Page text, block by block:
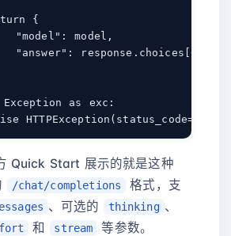
{
"model": model,
"answer":
as exc:
Quick Start 展示的就是这种
/chat/completions
格式，支
、可选的 thinking 、
和 stream 等参数。